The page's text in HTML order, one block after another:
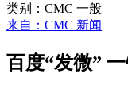
类别：CMC 一般
来自：CMC 新闻
百度“发微”